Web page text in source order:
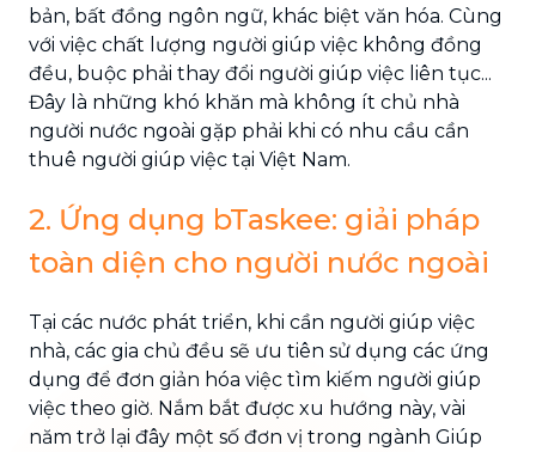
bản, bất đồng ngôn ngữ, khác biệt văn hóa. Cùng
với việc chất lượng người giúp việc không đồng
đều, buộc phải thay đổi người giúp việc liên tục...
Đây là những khó khăn mà không ít chủ nhà
người nước ngoài gặp phải khi có nhu cầu cần
thuê người giúp việc tại Việt Nam.
2. Ứng dụng bTaskee: giải pháp
toàn diện cho người nước ngoài
Tại các nước phát triển, khi cần người giúp việc
nhà, các gia chủ đều sẽ ưu tiên sử dụng các ứng
dụng để đơn giản hóa việc tìm kiếm người giúp
việc theo giờ. Nắm bắt được xu hướng này, vài
năm trở lại đây một số đơn vị trong ngành Giúp